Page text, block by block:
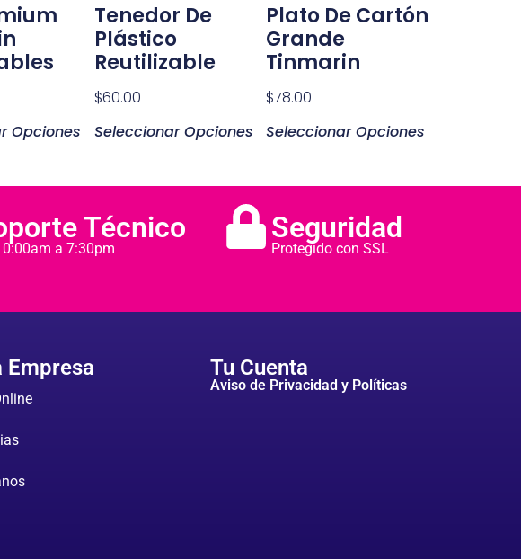
Opciones
Tenedor De
Plástico
Reutilizable
$60.00
Seleccionar Opciones
Plato De Cartón
Grande
Tinmarin
$78.00
Seleccionar Opciones
Técnico
a 7:30pm
Seguridad
Protegido con SSL
Empresa Tu Cuenta
Aviso de Privacidad y Políticas